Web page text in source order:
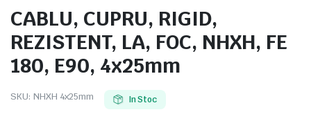
CABLU, CUPRU, RIGID,
REZISTENT, LA, FOC, NHXH, FE
180, E90, 4x25mm
SKU: NHXH 4x25mm In Stoc